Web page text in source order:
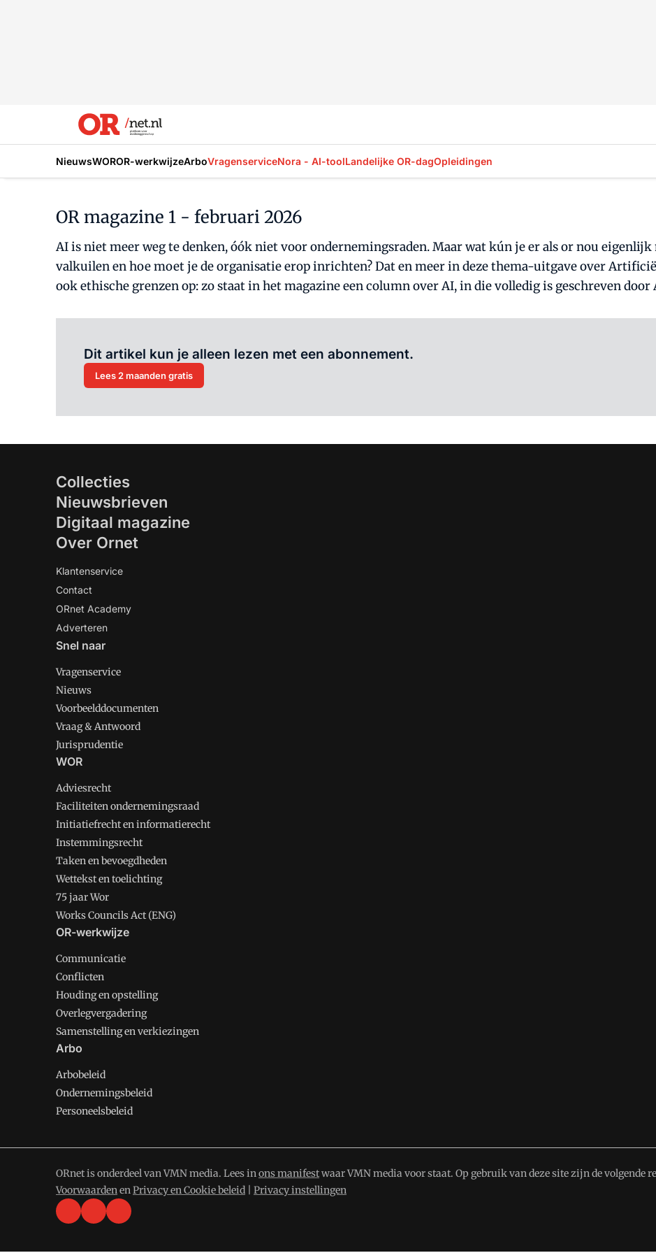
NieuwsWOROR-werkwijzeArboVragenserviceNora - AI-toolLandelijke OR-dagOpleidingen
OR magazine 1 - februari 2026
AI is niet meer weg te denken, óók niet voor ondernemingsraden. Maar wat kún je er als or nou eigenlijk
valkuilen en hoe moet je de organisatie erop inrichten? Dat en meer in deze thema-uitgave over
ook ethische grenzen op: zo staat in het magazine een column over AI, in die volledig is geschreven door
Dit artikel kun je alleen lezen met een abonnement.
Lees 2 maanden gratis
Collecties
Nieuwsbrieven
Digitaal magazine
Over Ornet
Klantenservice
Contact
ORnet Academy
Adverteren
Snel naar
Vragenservice
Nieuws
Voorbeelddocumenten
Vraag & Antwoord
Jurisprudentie
WOR
Adviesrecht
Faciliteiten ondernemingsraad
Initiatiefrecht en informatierecht
Instemmingsrecht
Taken en bevoegdheden
Wettekst en toelichting
75 jaar Wor
Works Councils Act (ENG)
OR-werkwijze
Communicatie
Conflicten
Houding en opstelling
Overlegvergadering
Samenstelling en verkiezingen
Arbo
Arbobeleid
Ondernemingsbeleid
Personeelsbeleid
ORnet is onderdeel van VMN media. Lees inons manifestwaar VMN media voor staat. Op gebruik van deze site zijn de volgende
VoorwaardenenPrivacy en Cookie beleid Privacy instellingen